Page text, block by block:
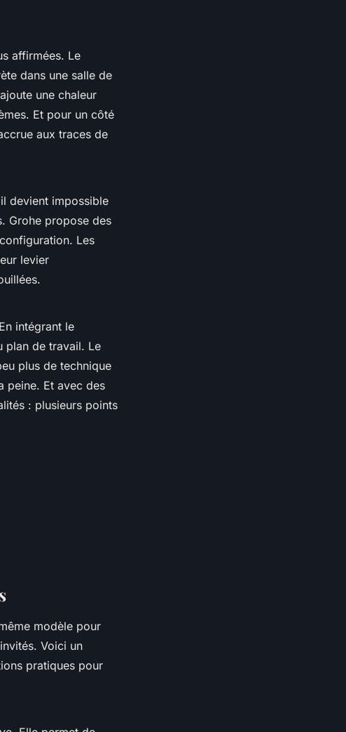
affirmées. Le
dans une salle de
une chaleur
Et pour un côté
aux traces de
devient impossible
Grohe propose des
Les
levier
intégrant le
plan de travail. Le
plus de technique
peine. Et avec des
: plusieurs points
modèle pour
Voici un
pratiques pour